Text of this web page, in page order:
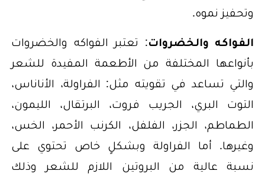
وتحفيز نموه.
الفواكه والخضروات: تعتبر الفواكه والخضروات
بأنواعها المختلفة من الأطعمة المفيدة للشعر
والتي تساعد في تقويته مثل: الفراولة، الأناناس،
التوت البري، الجريب فروت، البرتقال، الليمون،
الطماطم، الجزر، الفلفل، الكرنب الأحمر، الخس،
وغيرها. أما الفراولة وبشكلٍ خاص تحتوي على
نسبة عالية من البروتين اللازم للشعر وذلك